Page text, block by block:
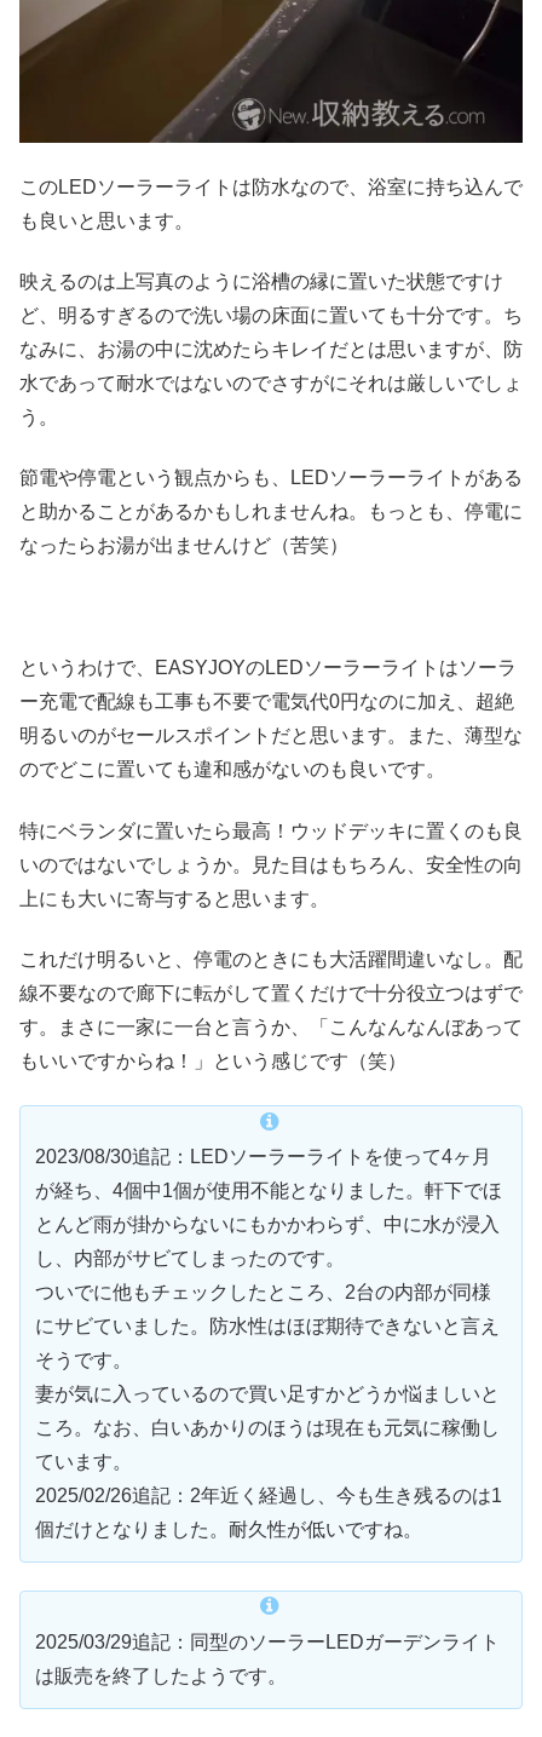
このLEDソーラーライトは防水なので、浴室に持ち込んで
も良いと思います。
映えるのは上写真のように浴槽の縁に置いた状態ですけ
ど、明るすぎるので洗い場の床面に置いても十分です。ち
なみに、お湯の中に沈めたらキレイだとは思いますが、防
水であって耐水ではないのでさすがにそれは厳しいでしょ
う。
節電や停電という観点からも、LEDソーラーライトがある
と助かることがあるかもしれませんね。もっとも、停電に
なったらお湯が出ませんけど（苦笑）
というわけで、EASYJOYのLEDソーラーライトはソーラ
ー充電で配線も工事も不要で電気代0円なのに加え、超絶
明るいのがセールスポイントだと思います。また、薄型な
のでどこに置いても違和感がないのも良いです。
特にベランダに置いたら最高！ウッドデッキに置くのも良
いのではないでしょうか。見た目はもちろん、安全性の向
上にも大いに寄与すると思います。
これだけ明るいと、停電のときにも大活躍間違いなし。配
線不要なので廊下に転がして置くだけで十分役立つはずで
す。まさに一家に一台と言うか、「こんなんなんぼあって
もいいですからね！」という感じです（笑）
2023/08/30追記：LEDソーラーライトを使って4ヶ月
が経ち、4個中1個が使用不能となりました。軒下でほ
とんど雨が掛からないにもかかわらず、中に水が浸入
し、内部がサビてしまったのです。
ついでに他もチェックしたところ、2台の内部が同様
にサビていました。防水性はほぼ期待できないと言え
そうです。
妻が気に入っているので買い足すかどうか悩ましいと
ころ。なお、白いあかりのほうは現在も元気に稼働し
ています。
2025/02/26追記：2年近く経過し、今も生き残るのは1
個だけとなりました。耐久性が低いですね。
2025/03/29追記：同型のソーラーLEDガーデンライト
は販売を終了したようです。